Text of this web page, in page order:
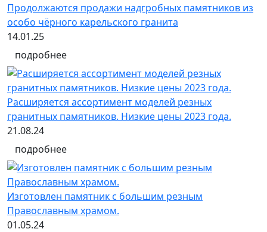
Продолжаются продажи надгробных памятников из
особо чёрного карельского гранита
14.01.25
подробнее
Расширяется ассортимент моделей резных
гранитных памятников. Низкие цены 2023 года.
21.08.24
подробнее
Изготовлен памятник с большим резным
Православным храмом.
01.05.24